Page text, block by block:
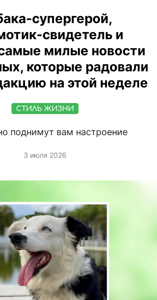
супергерой,
свидетель и
милые новости
которые радовали
на этой неделе
СТИЛЬ ЖИЗНИ
поднимут вам настроение
3 июля 2026